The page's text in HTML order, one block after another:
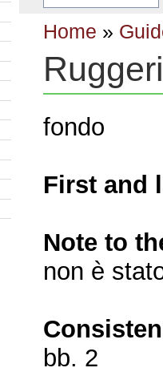
Home »
fondo
First and
Note to
non è
bb. 2